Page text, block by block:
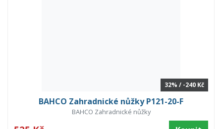
32% / -240 Kč
BAHCO Zahradnické nůžky P121-20-F
BAHCO Zahradnické nůžky